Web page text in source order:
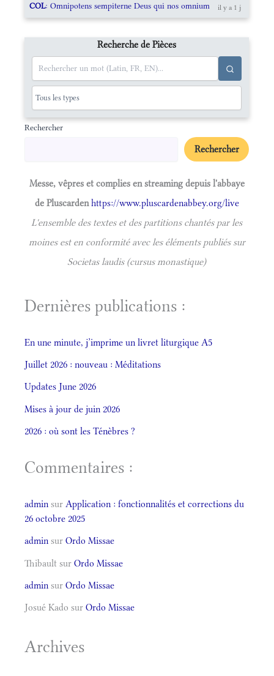
COL: Omnipotens sempiterne Deus qui nos omnium il y a 1 j
Recherche de Pièces
Rechercher
Rechercher
Messe, vêpres et complies en streaming depuis l'abbaye
de Pluscardenhttps://www.pluscardenabbey.org/live
L'ensemble des textes et des partitions chantés par les
moines est en conformité avec les éléments publiés sur
Societas laudis (cursus monastique)
Dernières publications :
En une minute, j’imprime un livret liturgique A5
Juillet 2026 : nouveau : Méditations
Updates June 2026
Mises à jour de juin 2026
2026 : où sont les Ténèbres ?
Commentaires :
admin sur Application : fonctionnalités et corrections du
26 octobre 2025
admin sur Ordo Missae
Thibault sur Ordo Missae
admin sur Ordo Missae
Josué Kado sur Ordo Missae
Archives